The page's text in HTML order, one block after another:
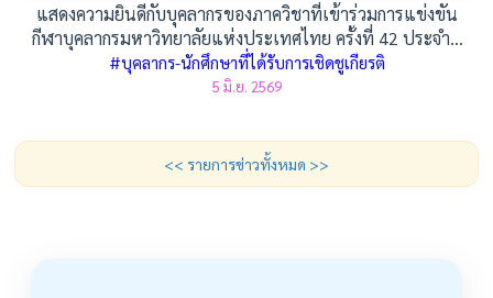
แสดงความยินดีกับบุคลากรของภาควิชาที่เข้าร่วมการแข่งขัน
กีฬาบุคลากรมหาวิทยาลัยแห่งประเทศไทย ครั้งที่ 42 ประจำปี
2569
#บุคลากร-นักศึกษาที่ได้รับการเชิดชูเกียรติ
5 มิ.ย. 2569
<< รายการข่าวทั้งหมด >>